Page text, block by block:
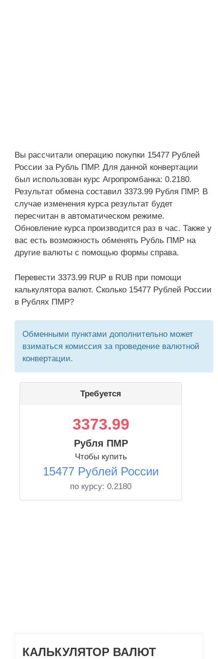
Вы рассчитали операцию покупки 15477 Рублей
России за Рубль ПМР. Для данной конвертации
был использован курс Агропромбанка: 0.2180.
Результат обмена составил 3373.99 Рубля ПМР. В
случае изменения курса результат будет
пересчитан в автоматическом режиме.
Обновление курса производится раз в час. Также у
вас есть возможность обменять Рубль ПМР на
другие валюты с помощью формы справа.
Перевести 3373.99 RUP в RUB при помощи
калькулятора валют. Сколько 15477 Рублей России
в Рублях ПМР?
Обменными пунктами дополнительно может
взиматься комиссия за проведение валютной
конвертации.
Требуется
3373.99
Рубля ПМР
Чтобы купить
15477 Рублей России
по курсу: 0.2180
КАЛЬКУЛЯТОР ВАЛЮТ